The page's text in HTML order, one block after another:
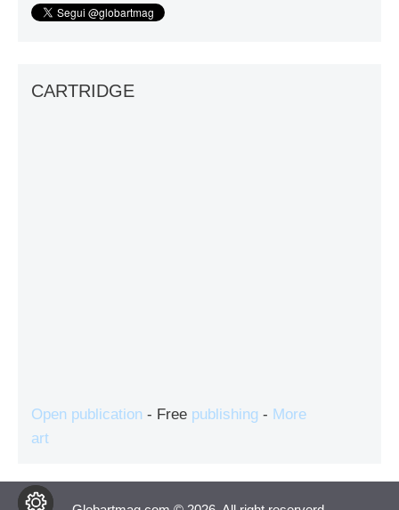
CARTRIDGE
Open publication - Free publishing - More
art